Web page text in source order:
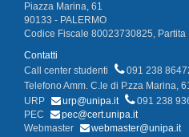
Piazza Marina, 61
90133 - PALERMO
Codice Fiscale 80023730825, Partita
Contatti
Call center studenti
091 238
Telefono Amm. C.le di P.zza Marina,
URP
urp@unipa.it
091 238
PEC
pec@cert.unipa.it
Webmaster
webmaster@unipa.it